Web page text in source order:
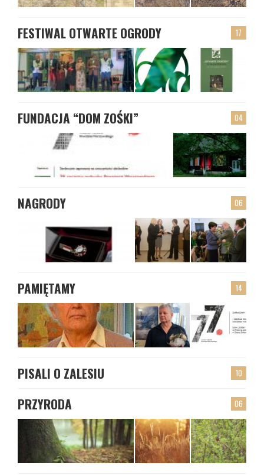
17
FESTIWAL OTWARTE OGRODY
04
FUNDACJA “DOM ZOŚKI”
06
NAGRODY
14
PAMIĘTAMY
10
PISALI O ZALESIU
06
PRZYRODA